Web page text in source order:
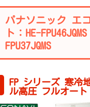
パナソニック エ
ト：HE-
FPU37JQMS
FP シリーズ 寒冷
ル高圧 フルオート